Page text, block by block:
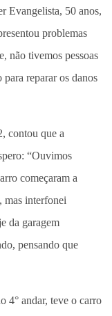
Evangelista, 50 anos,
problemas
não tivemos pessoas
reparar os danos
contou que a
“Ouvimos
começaram a
mas interfonei
da garagem
pensando que
4° andar, teve o carro